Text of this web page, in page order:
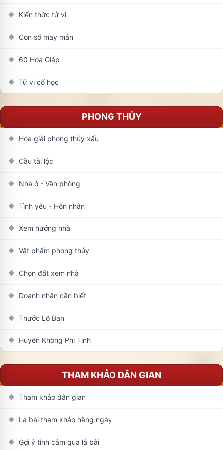
◆ Kiến thức tử vi
◆ Con số may mắn
◆ 60 Hoa Giáp
◆ Tử vi cổ học
PHONG THỦY
◆ Hóa giải phong thủy xấu
◆ Cầu tài lộc
◆ Nhà ở - Văn phòng
◆ Tình yêu - Hôn nhân
◆ Xem hướng nhà
◆ Vật phẩm phong thủy
◆ Chọn đất xem nhà
◆ Doanh nhân cần biết
◆ Thước Lỗ Ban
◆ Huyền Không Phi Tinh
THAM KHẢO DÂN GIAN
◆ Tham khảo dân gian
◆ Lá bài tham khảo hằng ngày
◆ Gợi ý tình cảm qua lá bài